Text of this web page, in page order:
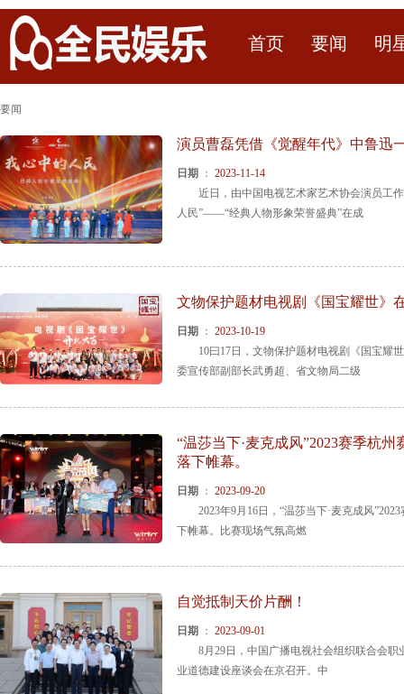
首页 要闻 明
要闻
演员曹磊凭借《觉醒年代》中鲁迅
日期 ： 2023-11-14
近日，由中国电视艺术家艺术协会演员工作
人民”——“经典人物形象荣誉盛典”在成
文物保护题材电视剧《国宝耀世》
日期 ： 2023-10-19
10曰17日，文物保护题材电视剧《国宝耀
委宣传部副部长武勇超、省文物局二级
“温莎当下·麦克成风”2023赛季杭
落下帷幕。
日期 ： 2023-09-20
2023年9月16日，“温莎当下·麦克成风
下帷幕。比赛现场气氛高燃
自觉抵制天价片酬！
日期 ： 2023-09-01
8月29日，中国广播电视社会组织联合会职
业道德建设座谈会在京召开。中